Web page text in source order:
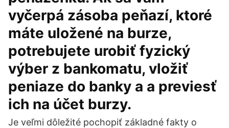
vyčerpá zásoba peňazí, ktoré
máte uložené na burze,
potrebujete urobiť fyzický
výber z bankomatu, vložiť
peniaze do banky a a previesť
ich na účet burzy.
Je veľmi dôležité pochopiť základné fakty o